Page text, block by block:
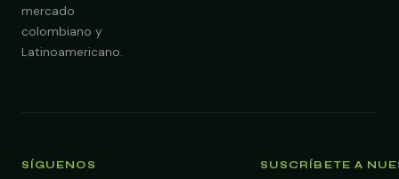
mercado
colombiano y
Latinoamericano.
SÍGUENOS SUSCRÍBETE A